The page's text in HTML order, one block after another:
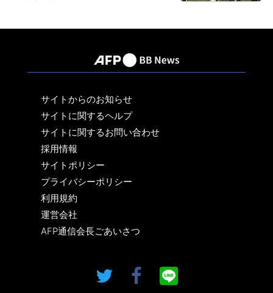
サイトからのお知らせ
サイトに関するヘルプ
サイトに関するお問い合わせ
採用情報
サイトポリシー
プライバシーポリシー
利用規約
運営会社
AFP通信会長ごあいさつ